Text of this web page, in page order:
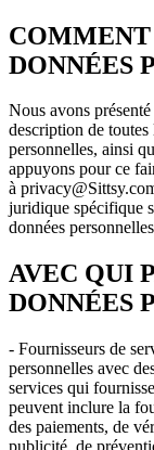
COMMENT
DONNÉES
Nous avons
description de toutes
personnelles, ainsi
appuyons pour ce
à
juridique spécifique
données
AVEC QUI
DONNÉES
- Fournisseurs de
personnelles avec
services qui
peuvent inclure la
des paiements, de